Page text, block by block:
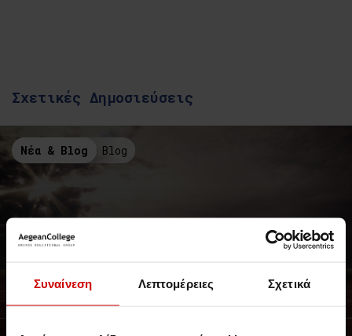
Συναίνεση Λεπτομέρειες Σχετικά
Σχετικές Δημοσιεύσεις
Νέα & Blog Blog